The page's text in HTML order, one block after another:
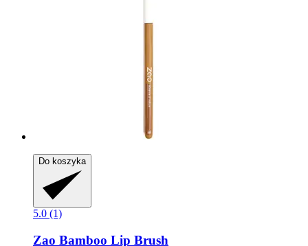
Do koszyka
5.0 (1)
Zao Bamboo Lip Brush